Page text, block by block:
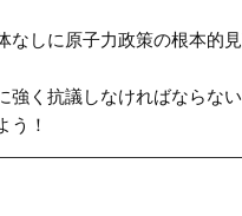
なしに原子力政策の根本的
強く抗議しなければならな
う！